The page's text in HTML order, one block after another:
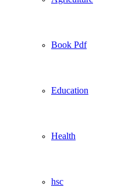
Book Pdf
Education
Health
hsc